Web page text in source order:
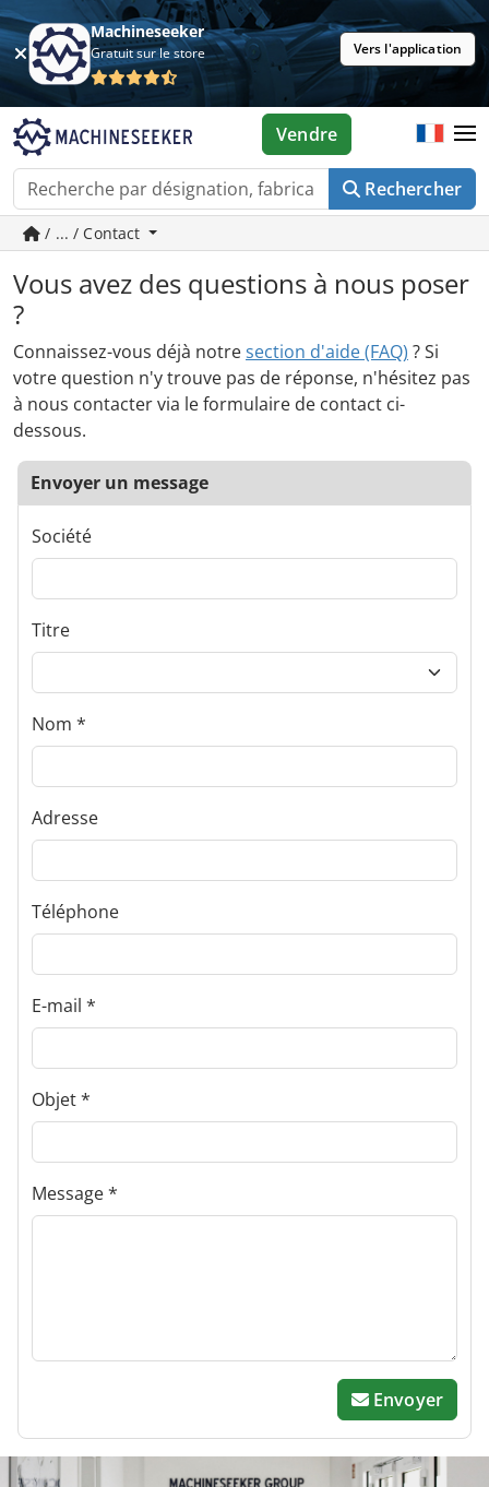
Machineseeker
Gratuit sur le store Vers l'application
Rechercher
Vendre
/ ... / Contact
Vous avez des questions à nous poser
?
Connaissez-vous déjà notresection d'aide (FAQ) ? Si
votre question n'y trouve pas de réponse, n'hésitez pas
à nous contacter via le formulaire de contact ci-
dessous.
Envoyer un message
Société
Titre
Nom
Adresse
Téléphone
E-mail
Objet
Message
Envoyer